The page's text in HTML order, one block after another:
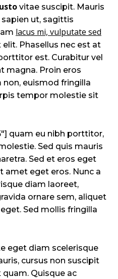
vitae suscipit. Mauris
ut, sagittis
lacus mi, vulputate sed
Phasellus nec est at
est. Curabitur vel
magna. Proin eros
euismod fringilla
tempor molestie sit
quam eu nibh porttitor,
Sed quis mauris
Sed et eros eget
amet eget eros. Nunc a
diam laoreet,
ornare sem, aliquet
Sed mollis fringilla
eget diam scelerisque
cursus non suscipit
Quisque ac